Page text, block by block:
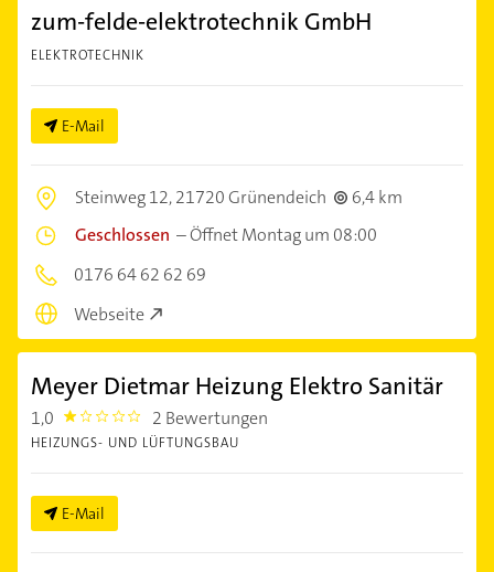
zum-felde-elektrotechnik GmbH
ELEKTROTECHNIK
E-Mail
Steinweg 12,21720 Grünendeich
6,4 km
Geschlossen –Öffnet Montag um 08:00
0176 64 62 62 69
Webseite
Meyer Dietmar Heizung Elektro Sanitär
1,0 1.0 2 Bewertungen
HEIZUNGS- UND LÜFTUNGSBAU
E-Mail